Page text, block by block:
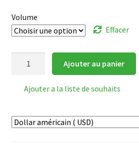
Volume
Effacer
画
Ajouter au panier
Ajouter a la liste de souhaits